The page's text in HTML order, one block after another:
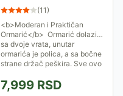
Tendance Acacia
(11)
<b>Moderan i Praktičan
Ormarić</b> Ormarić dolazi
sa dvoje vrata, unutar
ormarića je polica, a sa bočne
strane držač peškira. Sve ovo
7,999 RSD